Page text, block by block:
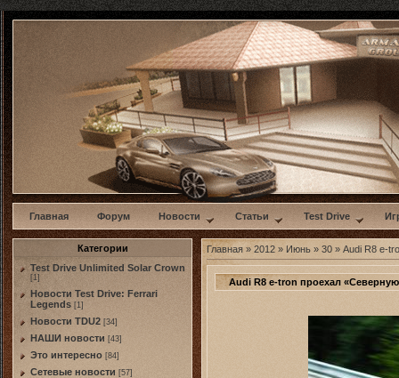
w
Главная Форум Новости Статьи Test Drive
Категории
Test Drive Unlimited Solar Crown
[1]
Новости Test Drive: Ferrari
Legends [1]
Новости TDU2 [34]
НАШИ новости [43]
Это интересно [84]
Сетевые новости [57]
Главная » 2012 » Июнь » 30 » Audi R8 e-
Audi R8 e-tron проехал